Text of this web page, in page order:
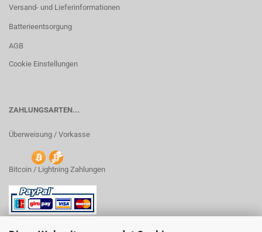
Versand- und Lieferinformationen
Batterieentsorgung
AGB
Cookie Einstellungen
ZAHLUNGSARTEN...
Überweisung / Vorkasse
Bitcoin / Lightning Zahlungen